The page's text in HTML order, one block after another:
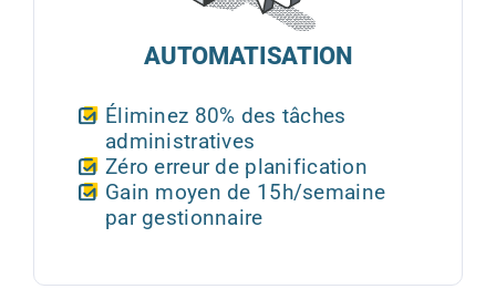
AUTOMATISATION
Éliminez 80% des tâches
administratives
Zéro erreur de planification
Gain moyen de 15h/semaine
par gestionnaire